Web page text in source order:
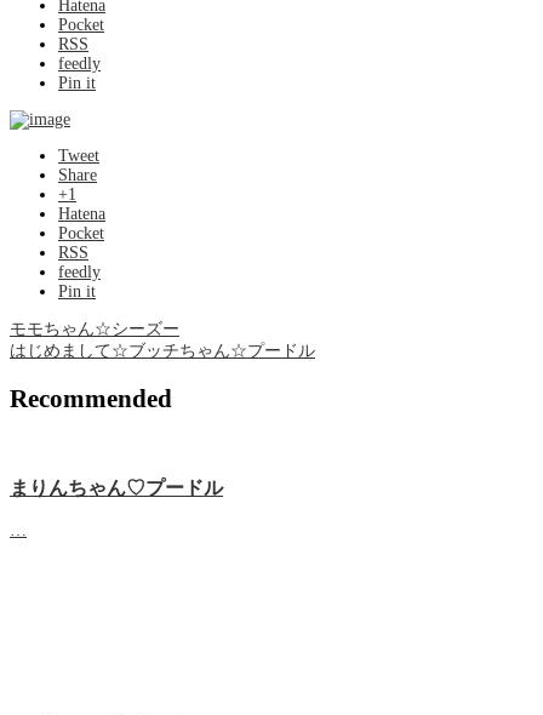
Hatena
Pocket
RSS
feedly
Pin it
Tweet
Share
+1
Hatena
Pocket
RSS
feedly
Pin it
モモちゃん☆シーズー
はじめまして☆ブッチちゃん☆プードル
Recommended
まりんちゃん♡プードル